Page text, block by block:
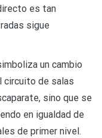
es tan
sigue
un cambio
circuito de salas
sino que se
en igualdad de
de primer nivel.